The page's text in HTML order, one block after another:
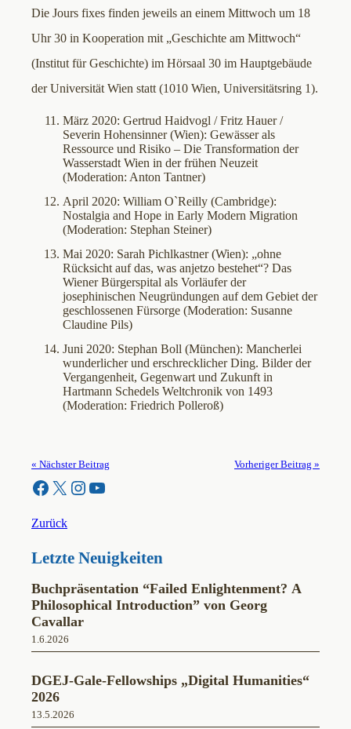
Die Jours fixes finden jeweils an einem Mittwoch um 18
Uhr 30 in Kooperation mit „Geschichte am Mittwoch“
(Institut für Geschichte) im Hörsaal 30 im Hauptgebäude
der Universität Wien statt (1010 Wien, Universitätsring 1).
März 2020: Gertrud Haidvogl / Fritz Hauer /
Severin Hohensinner (Wien): Gewässer als
Ressource und Risiko – Die Transformation der
Wasserstadt Wien in der frühen Neuzeit
(Moderation: Anton Tantner)
April 2020: William O`Reilly (Cambridge):
Nostalgia and Hope in Early Modern Migration
(Moderation: Stephan Steiner)
Mai 2020: Sarah Pichlkastner (Wien): „ohne
Rücksicht auf das, was anjetzo bestehet“? Das
Wiener Bürgerspital als Vorläufer der
josephinischen Neugründungen auf dem Gebiet der
geschlossenen Fürsorge (Moderation: Susanne
Claudine Pils)
Juni 2020: Stephan Boll (München): Mancherlei
wunderlicher und erschrecklicher Ding. Bilder der
Vergangenheit, Gegenwart und Zukunft in
Hartmann Schedels Weltchronik von 1493
(Moderation: Friedrich Polleroß)
« Nächster Beitrag Vorheriger Beitrag »
Facebook X Instagram YouTube
Zurück
Letzte Neuigkeiten
Buchpräsentation “Failed Enlightenment? A
Philosophical Introduction” von Georg
Cavallar
1.6.2026
DGEJ-Gale-Fellowships „Digital Humanities“
2026
13.5.2026